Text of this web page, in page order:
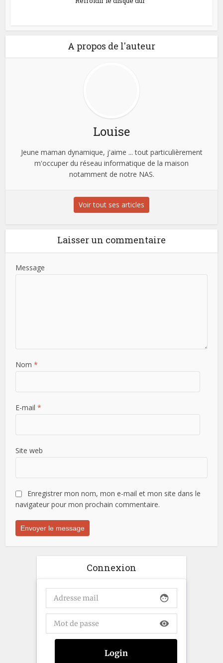
A propos de l'auteur
Louise
Jeune maman dynamique, j'aime ... tout particulièrement
m'occuper du réseau informatique de la maison
notamment de notre NAS.
Voir tout ses articles
Laisser un commentaire
Message
Nom*
E-mail*
Site web
Enregistrer mon nom, mon e-mail et mon site dans le
navigateur pour mon prochain commentaire.
Connexion
face
visibility